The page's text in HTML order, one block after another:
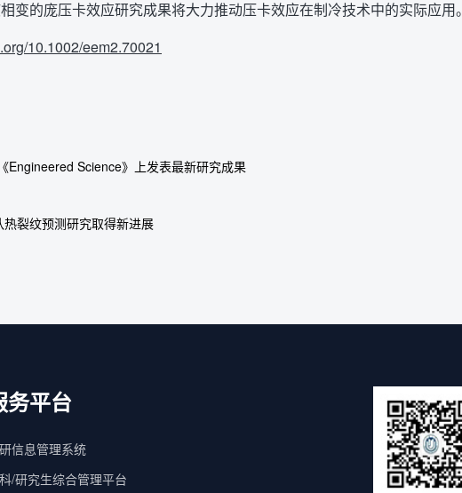
变的庞压卡效应研究成果将大力推动压卡效应在制冷技术中的实际应用。
10.1002/eem2.70021
Engineered Science》上发表最新研究成果
热裂纹预测研究取得新进展
务平台
信息管理系统
/研究生综合管理平台